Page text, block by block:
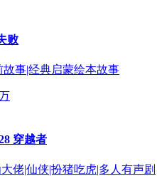
败
故事|经典启蒙绘本故事
穿越者
佬|仙侠|扮猪吃虎|多人有声剧